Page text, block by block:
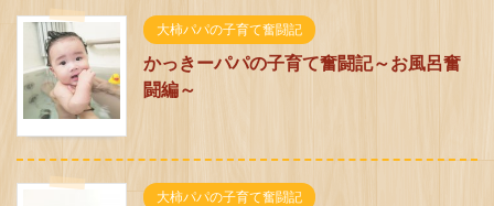
大柿パパの子育て奮闘記
かっきーパパの子育て奮闘記～お風呂奮
闘編～
大柿パパの子育て奮闘記